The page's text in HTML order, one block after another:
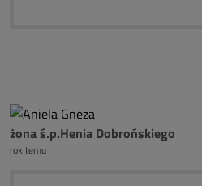
żona ś.p.Henia Dobrońskiego
rok temu